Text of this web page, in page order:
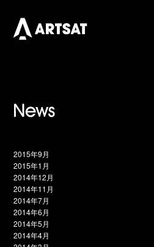
2015年9月
2015年1月
2014年12月
2014年11月
2014年7月
2014年6月
2014年5月
2014年4月